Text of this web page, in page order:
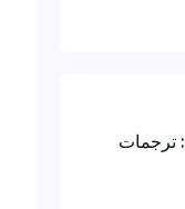
تكامل MotaWord + MyCase: ترجمات